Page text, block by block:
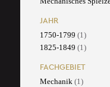
JAHR
1750-1799 (1)
1825-1849 (1)
FACHGEBIET
Mechanik (1)